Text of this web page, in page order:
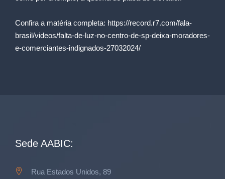
Confira a matéria completa: https://record.r7.com/fala-
brasil/videos/falta-de-luz-no-centro-de-sp-deixa-moradores-
e-comerciantes-indignados-27032024/
Sede AABIC:
Rua Estados Unidos, 89